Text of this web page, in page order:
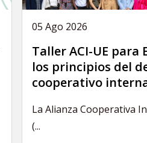
05 Ago 2026
Taller ACI-UE para
los principios del
cooperativo
La Alianza Cooperativa
(...